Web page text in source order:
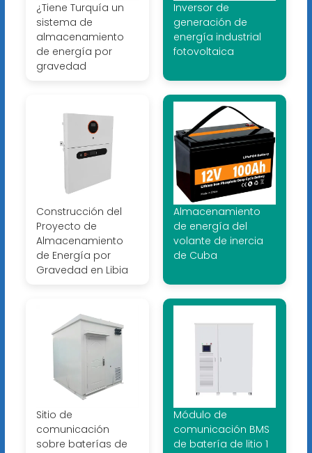
¿Tiene Turquía un
sistema de
almacenamiento
de energía por
gravedad
Inversor de
generación de
energía industrial
fotovoltaica
Construcción del
Proyecto de
Almacenamiento
de Energía por
Gravedad en Libia
Almacenamiento
de energía del
volante de inercia
de Cuba
Sitio de
comunicación
sobre baterías de
Módulo de
comunicación BMS
de batería de litio 1